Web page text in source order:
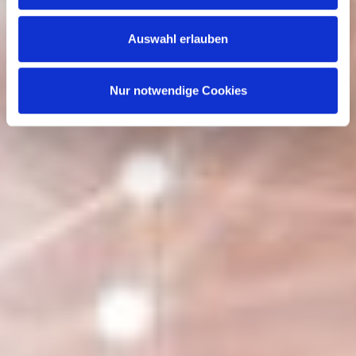
Richtlinie
aufrufen. Sie können Ihre Einwilligung jederzeit
widerrufen, ohne dass hiervon die Zulässigkeit der
vorherigen Datenverarbeitung berührt wird.
Auswahl erlauben
Nur notwendige Cookies